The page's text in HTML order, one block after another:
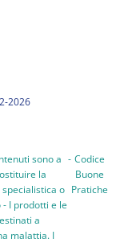
2026
sono a
la
o
I prodotti e le
a
malattia. I
- Codice
Buone
Pratiche